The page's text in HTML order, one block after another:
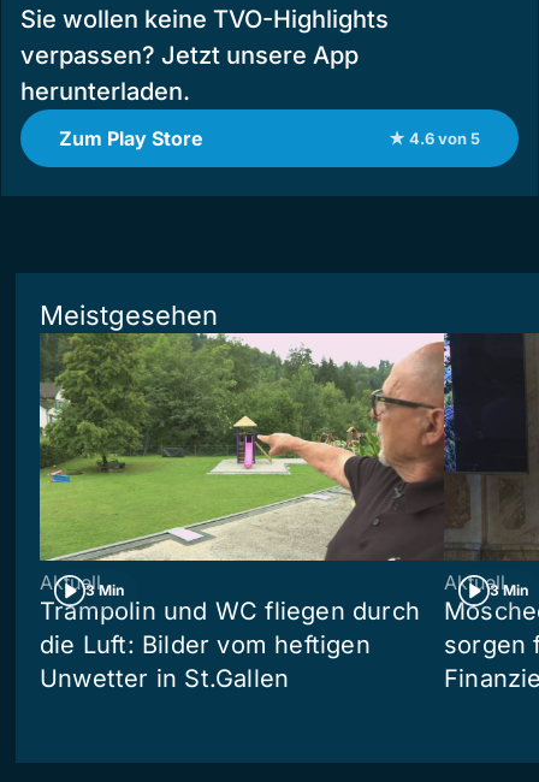
Sie wollen keine TVO-Highlights
verpassen? Jetzt unsere App
herunterladen.
Zum Play Store ★ 4.6 von 5
Meistgesehen
3 Min
Aktuell
Trampolin und WC fliegen durch
die Luft: Bilder vom heftigen
Unwetter in St.Gallen
3 Min
Aktuell
sorgen